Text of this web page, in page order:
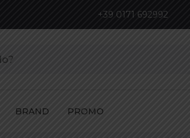
+39 0171 692992
BRAND PROMO